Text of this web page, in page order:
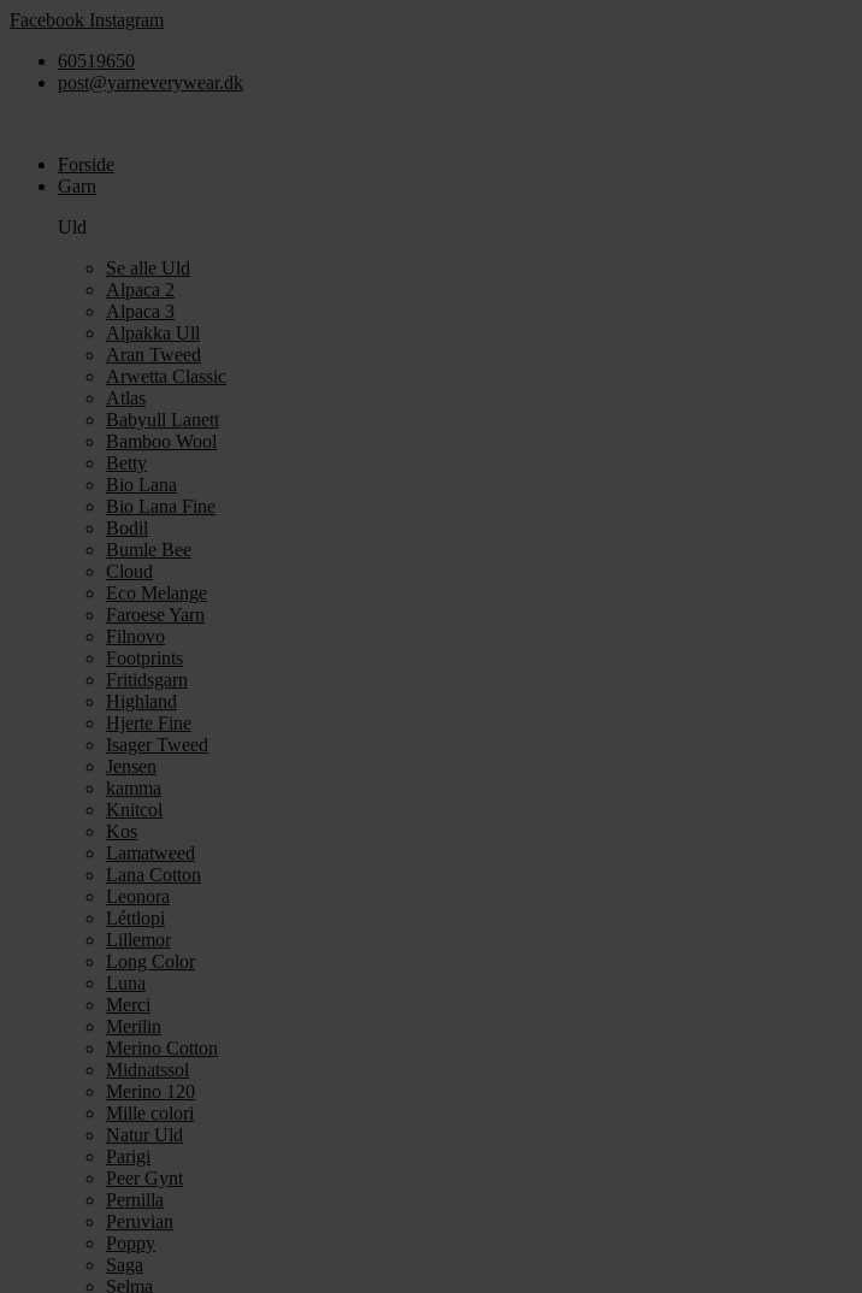
Videre
indhold
Facebook Instagram
60519650
post@yarneverywear.dk
Forside
Garn
Uld
Se alle Uld
Alpaca 2
Alpaca 3
Alpakka Ull
Aran Tweed
Arwetta Classic
Atlas
Babyull Lanett
Bamboo Wool
Betty
Bio Lana
Bio Lana Fine
Bodil
Bumle Bee
Cloud
Eco Melange
Faroese Yarn
Filnovo
Footprints
Fritidsgarn
Highland
Hjerte Fine
Isager Tweed
Jensen
kamma
Knitcol
Kos
Lamatweed
Lana Cotton
Leonora
Léttlopi
Lillemor
Long Color
Luna
Merci
Merilin
Merino Cotton
Midnatssol
Merino 120
Mille colori
Natur Uld
Parigi
Peer Gynt
Pernilla
Peruvian
Poppy
Saga
Selma